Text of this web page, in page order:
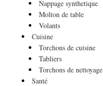
Nappage synthetique
Molton de table
Volants
Cuisine
Torchons de cuisine
Tabliers
Torchons de nettoyage
Santé